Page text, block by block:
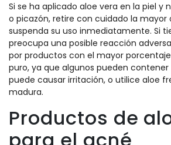
Si se ha aplicado aloe vera en la piel y
o picazón, retire con cuidado la mayor
suspenda su uso inmediatamente. Si
preocupa una posible reacción
por productos con el mayor
puro, ya que algunos pueden
puede causar irritación, o utilice aloe
madura.
Productos de